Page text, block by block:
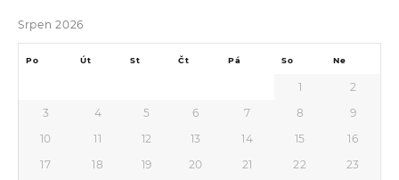
Srpen 2026
Po Út St Čt Pá So Ne
1
2
3
4 5 6 7 8
9
10
11 12 13 14 15
16
17
18 19 20 21 22 23